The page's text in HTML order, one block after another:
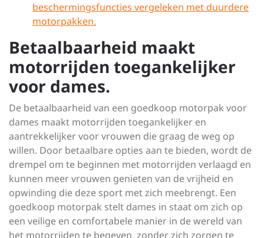
beschermingsfuncties vergeleken met duurdere
motorpakken.
Betaalbaarheid maakt
motorrijden toegankelijker
voor dames.
De betaalbaarheid van een goedkoop motorpak voor
dames maakt motorrijden toegankelijker en
aantrekkelijker voor vrouwen die graag de weg op
willen. Door betaalbare opties aan te bieden, wordt de
drempel om te beginnen met motorrijden verlaagd en
kunnen meer vrouwen genieten van de vrijheid en
opwinding die deze sport met zich meebrengt. Een
goedkoop motorpak stelt dames in staat om zich op
een veilige en comfortabele manier in de wereld van
het motorrijden te begeven, zonder zich zorgen te